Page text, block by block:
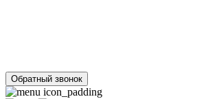
Обратный звонок